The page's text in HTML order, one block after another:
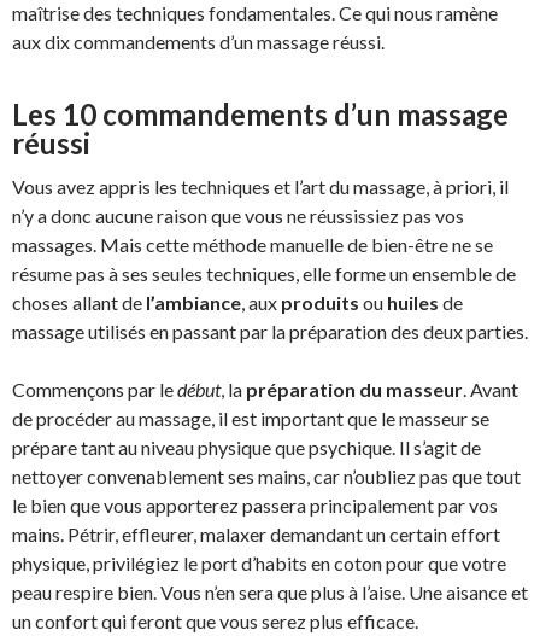
maîtrise des techniques fondamentales. Ce qui nous ramène
aux dix commandements d’un massage réussi.
Les 10 commandements d’un massage
réussi
Vous avez appris les techniques et l’art du massage, à priori, il
n’y a donc aucune raison que vous ne réussissiez pas vos
massages. Mais cette méthode manuelle de bien-être ne se
résume pas à ses seules techniques, elle forme un ensemble de
choses allant de l’ambiance, aux produits ou huiles de
massage utilisés en passant par la préparation des deux parties.
Commençons par ledébut, la préparation du masseur. Avant
de procéder au massage, il est important que le masseur se
prépare tant au niveau physique que psychique. Il s’agit de
nettoyer convenablement ses mains, car n’oubliez pas que tout
le bien que vous apporterez passera principalement par vos
mains. Pétrir, effleurer, malaxer demandant un certain effort
physique, privilégiez le port d’habits en coton pour que votre
peau respire bien. Vous n’en sera que plus à l’aise. Une aisance et
un confort qui feront que vous serez plus efficace.